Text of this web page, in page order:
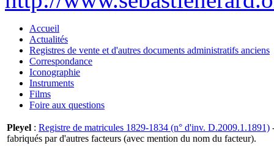
Accueil
Actualités
Registres de vente et d'autres documents administratifs anciens
Correspondance
Iconographie
Instruments
Films
Foire aux questions
Pleyel : Registre de matricules 1829-1834 (n° d'inv. D.2009.1.1891)
fabriqués par d'autres facteurs (avec mention du nom du facteur).